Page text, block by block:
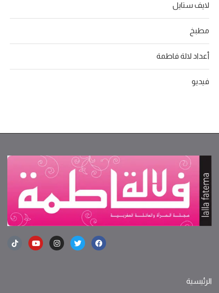
لايف ستايل
مطبخ
أعداد لالة فاطمة
فيديو
الرئيسية